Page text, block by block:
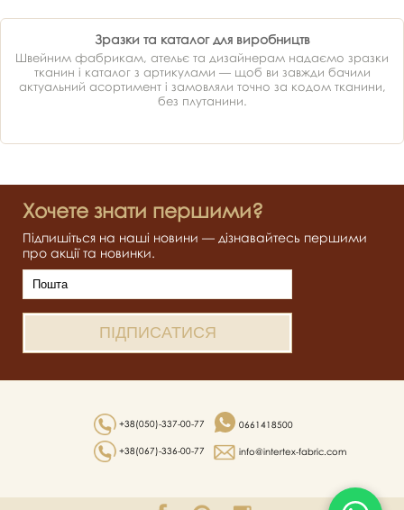
Зразки та каталог для виробництв
Швейним фабрикам, ательє та дизайнерам надаємо зразки
тканин і каталог з артикулами — щоб ви завжди бачили
актуальний асортимент і замовляли точно за кодом тканини,
без плутанини.
Хочете знати першими?
Підпишіться на наші новини — дізнавайтесь першими
про акції та новинки.
+38(050)-337-00-77
+38(067)-336-00-77
0661418500
info@intertex-fabric.com